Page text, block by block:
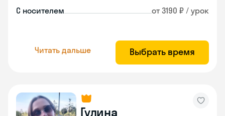
С носителем от 3190 ₽ / урок
Читать дальше Выбрать время
Гулина